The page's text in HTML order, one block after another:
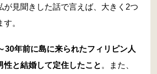
が見聞きした話で言えば、大きく2つ
。
30年前に島に来られたフィリピン人
性と結婚して定住したこと 。また、